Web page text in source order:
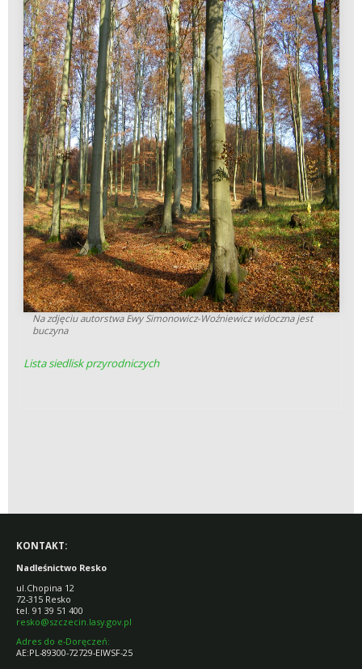
Na zdjęciu autorstwa Ewy Simonowicz-Woźniewicz widoczna jest
buczyna
Lista siedlisk przyrodniczych
KONTAKT:
Nadleśnictwo Resko
ul.Chopina 12
72-315 Resko
tel. 91 39 51 400
resko@szczecin.lasy.gov.pl
Adres do e-Doręczeń:
AE:PL-89300-72729-EIWSF-25